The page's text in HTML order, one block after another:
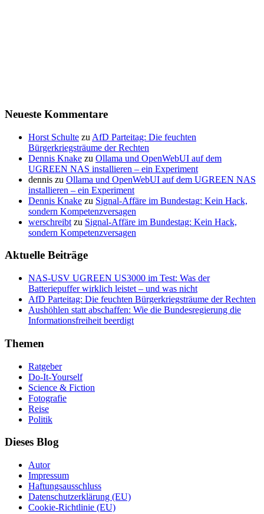
Neueste Kommentare
Horst Schulte zu AfD Parteitag: Die feuchten
Bürgerkriegsträume der Rechten
Dennis Knake zu Ollama und OpenWebUI auf dem
UGREEN NAS installieren – ein Experiment
dennis zu Ollama und OpenWebUI auf dem UGREEN NAS
installieren – ein Experiment
Dennis Knake zu Signal-Affäre im Bundestag: Kein Hack,
sondern Kompetenzversagen
werschreibt zu Signal-Affäre im Bundestag: Kein Hack,
sondern Kompetenzversagen
Aktuelle Beiträge
NAS-USV UGREEN US3000 im Test: Was der
Batteriepuffer wirklich leistet – und was nicht
AfD Parteitag: Die feuchten Bürgerkriegsträume der Rechten
Aushöhlen statt abschaffen: Wie die Bundesregierung die
Informationsfreiheit beerdigt
Themen
Ratgeber
Do-It-Yourself
Science & Fiction
Fotografie
Reise
Politik
Dieses Blog
Autor
Impressum
Haftungsausschluss
Datenschutzerklärung (EU)
Cookie-Richtlinie (EU)